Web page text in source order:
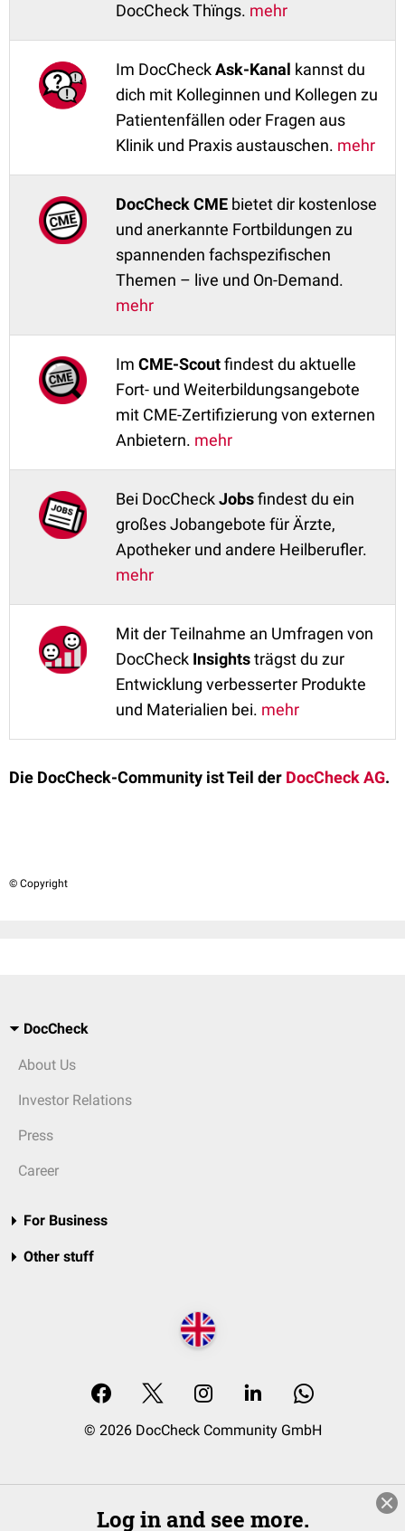
DocCheck Thïngs. mehr
Im DocCheckAsk-Kanal kannst du
dich mit Kolleginnen und Kollegen zu
Patientenfällen oder Fragen aus
Klinik und Praxis austauschen. mehr
DocCheck CME bietet dir kostenlose
und anerkannte Fortbildungen zu
spannenden fachspezifischen
Themen – live und On-Demand.
mehr
Im CME-Scoutfindest du aktuelle
Fort- und Weiterbildungsangebote
mit CME-Zertifizierung von externen
Anbietern. mehr
Bei DocCheckJobsfindest du ein
großes Jobangebote für Ärzte,
Apotheker und andere Heilberufler.
mehr
Mit der Teilnahme an Umfragen von
DocCheck Insightsträgst du zur
Entwicklung verbesserter Produkte
und Materialien bei. mehr
Die DocCheck-Community ist Teil der DocCheck AG.
© Copyright
DocCheck
About Us
Investor Relations
Press
Career
For Business
Other stuff
© 2026 DocCheck Community GmbH
Log in and see more.